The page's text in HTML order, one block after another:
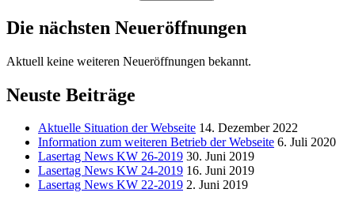
Die nächsten Neueröffnungen
Aktuell keine weiteren Neueröffnungen bekannt.
Neuste Beiträge
Aktuelle Situation der Webseite 14. Dezember 2022
Information zum weiteren Betrieb der Webseite 6. Juli 2020
Lasertag News KW 26-2019 30. Juni 2019
Lasertag News KW 24-2019 16. Juni 2019
Lasertag News KW 22-2019 2. Juni 2019